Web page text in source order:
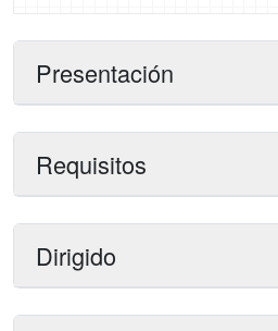
Presentación
Requisitos
Dirigido